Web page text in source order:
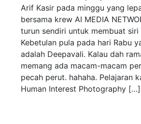
Arif Kasir pada minggu yang
bersama krew AI MEDIA
turun sendiri untuk membuat siri
Kebetulan pula pada hari Rabu
adalah Deepavali. Kalau dah
memang ada macam-macam
pecah perut. hahaha. Pelajaran
Human Interest Photography […]